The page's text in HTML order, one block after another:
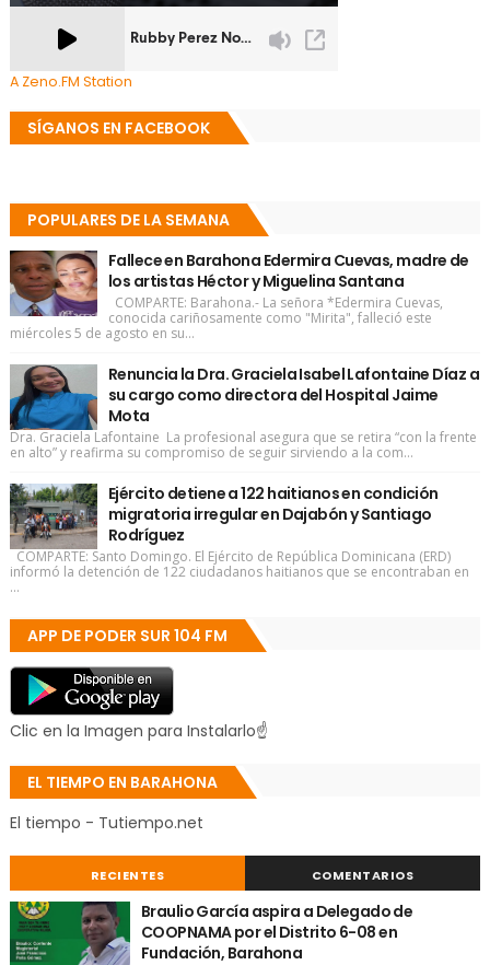
A Zeno.FM Station
SÍGANOS EN FACEBOOK
POPULARES DE LA SEMANA
Fallece en Barahona Edermira Cuevas, madre de
los artistas Héctor y Miguelina Santana
COMPARTE: Barahona.- La señora *Edermira Cuevas,
conocida cariñosamente como "Mirita", falleció este
miércoles 5 de agosto en su...
Renuncia la Dra. Graciela Isabel Lafontaine Díaz a
su cargo como directora del Hospital Jaime
Mota
Dra. Graciela Lafontaine La profesional asegura que se retira “con la frente
en alto” y reafirma su compromiso de seguir sirviendo a la com...
Ejército detiene a 122 haitianos en condición
migratoria irregular en Dajabón y Santiago
Rodríguez
COMPARTE: Santo Domingo. El Ejército de República Dominicana (ERD)
informó la detención de 122 ciudadanos haitianos que se encontraban en
...
APP DE PODER SUR 104 FM
Clic en la Imagen para Instalarlo☝
EL TIEMPO EN BARAHONA
El tiempo - Tutiempo.net
RECIENTES COMENTARIOS
Braulio García aspira a Delegado de
COOPNAMA por el Distrito 6-08 en
Fundación, Barahona